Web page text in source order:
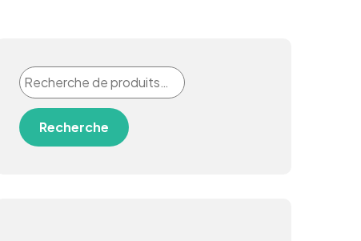
Recherche